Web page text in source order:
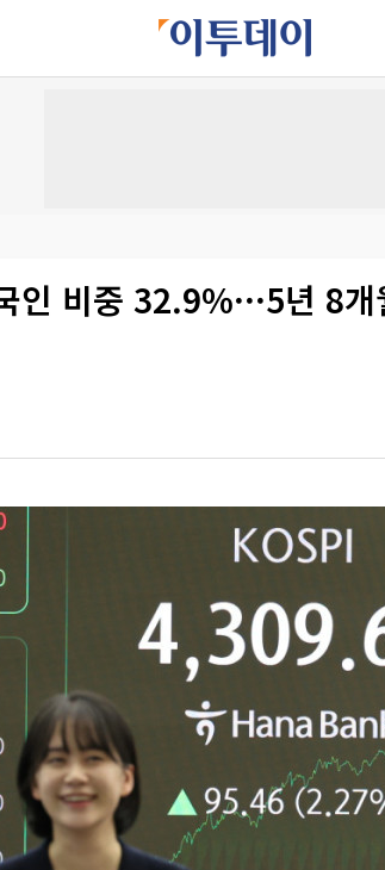
인 비중 32.9%···5년 8